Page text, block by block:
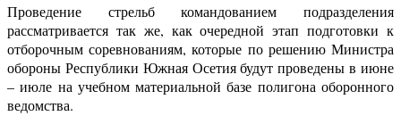
Проведение стрельб командованием подразделения
рассматривается так же, как очередной этап подготовки к
отборочным соревнованиям, которые по решению Министра
обороны Республики Южная Осетия будут проведены в июне
– июле на учебном материальной базе полигона оборонного
ведомства.